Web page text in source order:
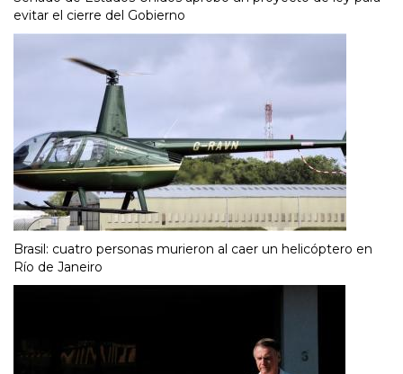
evitar el cierre del Gobierno
Brasil: cuatro personas murieron al caer un helicóptero en
Río de Janeiro